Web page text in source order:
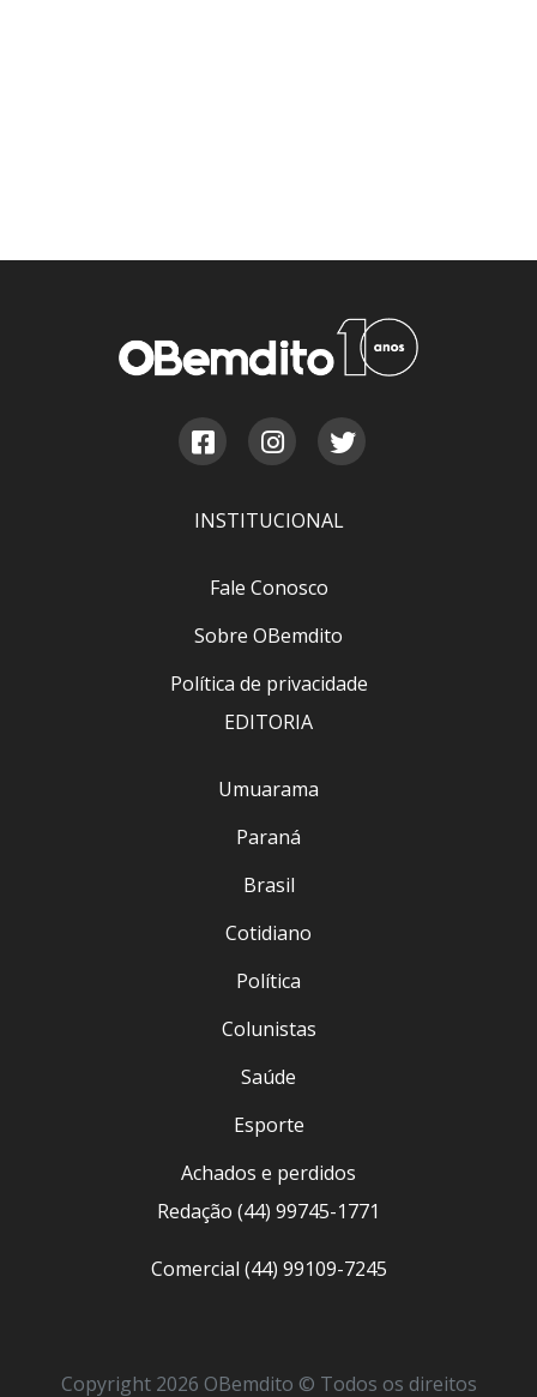
INSTITUCIONAL
Fale Conosco
Sobre OBemdito
Política de privacidade
EDITORIA
Umuarama
Paraná
Brasil
Cotidiano
Política
Colunistas
Saúde
Esporte
Achados e perdidos
Redação (44) 99745-1771
Comercial (44) 99109-7245
Copyright 2026 OBemdito © Todos os direitos